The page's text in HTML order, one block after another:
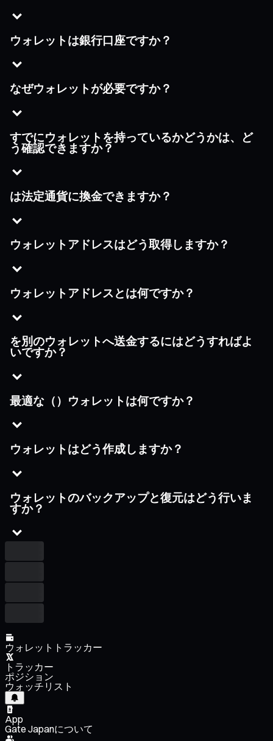
ウォレットは銀行口座ですか？
なぜウォレットが必要ですか？
すでにウォレットを持っているかどうかは、ど
う確認できますか？
は法定通貨に換金できますか？
ウォレットアドレスはどう取得しますか？
ウォレットアドレスとは何ですか？
を別のウォレットへ送金するにはどうすればよ
いですか？
最適な（）ウォレットは何ですか？
ウォレットはどう作成しますか？
ウォレットのバックアップと復元はどう行いま
すか？
ウォレットトラッカー
トラッカー
ポジション
ウォッチリスト
App
Gate Japanについて